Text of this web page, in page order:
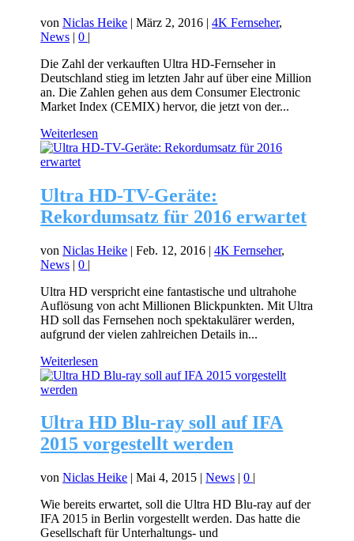
vonNiclas Heike |März 2, 2016 |4K Fernseher,
News |0 |
Die Zahl der verkauften Ultra HD-Fernseher in
Deutschland stieg im letzten Jahr auf über eine Million
an. Die Zahlen gehen aus dem Consumer Electronic
Market Index (CEMIX) hervor, die jetzt von der...
Weiterlesen
Ultra HD-TV-Geräte:
Rekordumsatz für 2016 erwartet
vonNiclas Heike |Feb. 12, 2016 |4K Fernseher,
News |0 |
Ultra HD verspricht eine fantastische und ultrahohe
Auflösung von acht Millionen Blickpunkten. Mit Ultra
HD soll das Fernsehen noch spektakulärer werden,
aufgrund der vielen zahlreichen Details in...
Weiterlesen
Ultra HD Blu-ray soll auf IFA
2015 vorgestellt werden
vonNiclas Heike |Mai 4, 2015 |News |0 |
Wie bereits erwartet, soll die Ultra HD Blu-ray auf der
IFA 2015 in Berlin vorgestellt werden. Das hatte die
Gesellschaft für Unterhaltungs- und